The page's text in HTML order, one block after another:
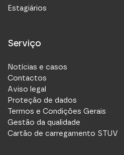
Estagiários
Serviço
Notícias e casos
Contactos
Aviso legal
Proteção de dados
Termos e Condições Gerais
Gestão da qualidade
Cartão de carregamento STUV